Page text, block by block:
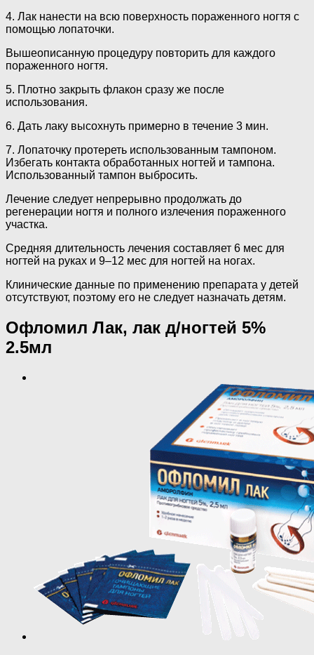
4. Лак нанести на всю поверхность пораженного ногтя с
помощью лопаточки.
Вышеописанную процедуру повторить для каждого
пораженного ногтя.
5. Плотно закрыть флакон сразу же после
использования.
6. Дать лаку высохнуть примерно в течение 3 мин.
7. Лопаточку протереть использованным тампоном.
Избегать контакта обработанных ногтей и тампона.
Использованный тампон выбросить.
Лечение следует непрерывно продолжать до
регенерации ногтя и полного излечения пораженного
участка.
Средняя длительность лечения составляет 6 мес для
ногтей на руках и 9–12 мес для ногтей на ногах.
Клинические данные по применению препарата у детей
отсутствуют, поэтому его не следует назначать детям.
Офломил Лак, лак д/ногтей 5%
2.5мл